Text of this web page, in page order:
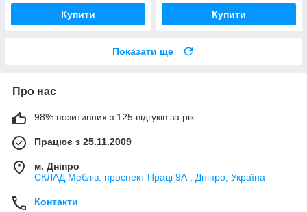
Купити Купити
Показати ще
Про нас
98% позитивних з 125 відгуків за рік
Працює з 25.11.2009
м. Дніпро
СКЛАД Меблів: проспект Праці 9А , Дніпро, Україна
Контакти